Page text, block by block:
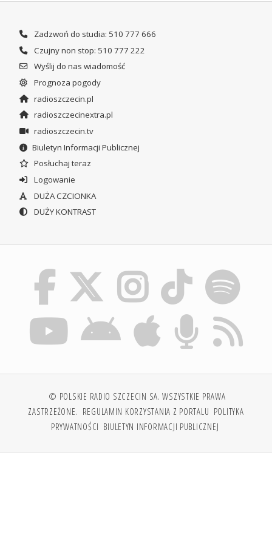
Zadzwoń do studia: 510 777 666
Czujny non stop: 510 777 222
Wyślij do nas wiadomość
Prognoza pogody
radioszczecin.pl
radioszczecinextra.pl
radioszczecin.tv
Biuletyn Informacji Publicznej
Posłuchaj teraz
Logowanie
DUŻA CZCIONKA
DUŻY KONTRAST
© POLSKIE RADIO SZCZECIN SA. WSZYSTKIE PRAWA
ZASTRZEŻONE. REGULAMIN KORZYSTANIA Z PORTALU POLITYKA
PRYWATNOŚCI BIULETYN INFORMACJI PUBLICZNEJ